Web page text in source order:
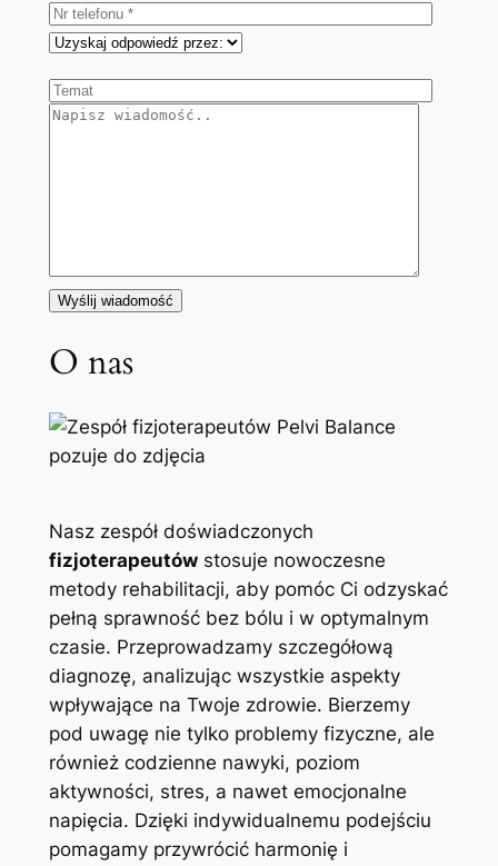
O nas
Nasz zespół doświadczonych
fizjoterapeutówstosuje nowoczesne
metody rehabilitacji, aby pomóc Ci odzyskać
pełną sprawność bez bólu i w optymalnym
czasie. Przeprowadzamy szczegółową
diagnozę, analizując wszystkie aspekty
wpływające na Twoje zdrowie. Bierzemy
pod uwagę nie tylko problemy fizyczne, ale
również codzienne nawyki, poziom
aktywności, stres, a nawet emocjonalne
napięcia. Dzięki indywidualnemu podejściu
pomagamy przywrócić harmonię i